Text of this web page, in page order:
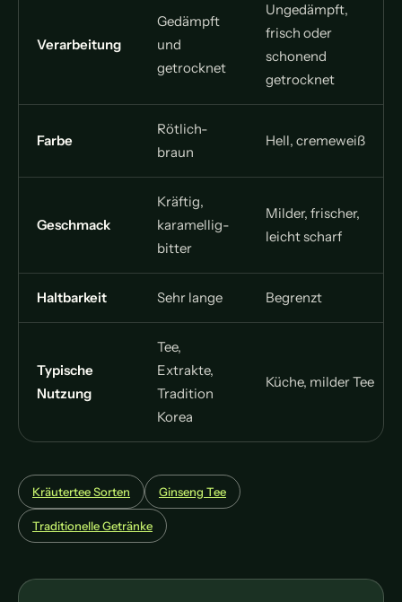
Verarbeitung
Gedämpft
und
getrocknet
Ungedämpft,
frisch oder
schonend
getrocknet
Farbe
Rötlich-
braun
Hell, cremeweiß
Geschmack
Kräftig,
karamellig-
bitter
Milder, frischer,
leicht scharf
Haltbarkeit Sehr lange Begrenzt
Typische
Nutzung
Tee,
Extrakte,
Tradition
Korea
Küche, milder Tee
Kräutertee Sorten Ginseng Tee
Traditionelle Getränke